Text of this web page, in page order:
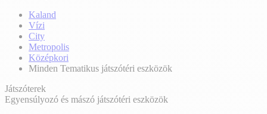
Kaland
Vízi
City
Metropolis
Középkori
Minden Tematikus játszótéri eszközök
Játszóterek
Egyensúlyozó és mászó játszótéri eszközök